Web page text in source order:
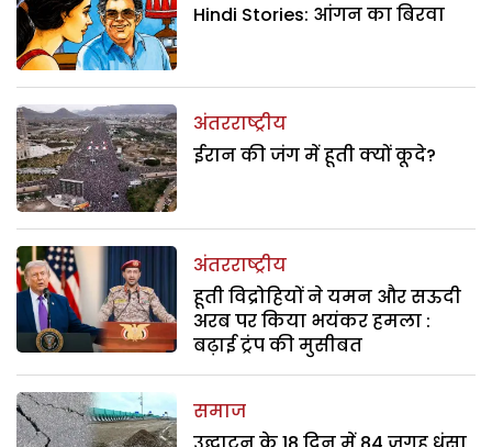
Hindi Stories: आंगन का बिरवा
अंतरराष्ट्रीय
ईरान की जंग में हूती क्यों कूदे?
अंतरराष्ट्रीय
हूती विद्रोहियों ने यमन और सऊदी
अरब पर किया भयंकर हमला :
बढ़ाई ट्रंप की मुसीबत
समाज